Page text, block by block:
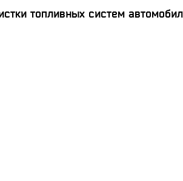
топливных систем